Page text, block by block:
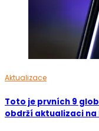
Aktualizace
Toto je prvních 9
obdrží aktualizaci na